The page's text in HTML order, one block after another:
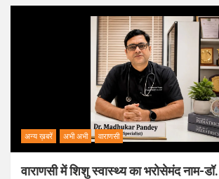
अन्य ख़बरें अभी अभी वाराणसी
वाराणसी में शिशु स्वास्थ्य का भरोसेमंद नाम-